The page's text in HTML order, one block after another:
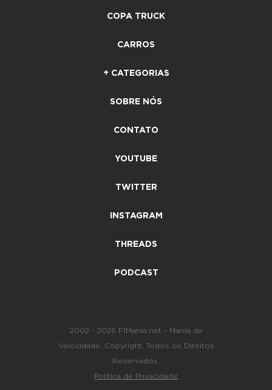
COPA TRUCK
CARROS
+ CATEGORIAS
SOBRE NÓS
CONTATO
YOUTUBE
TWITTER
INSTAGRAM
THREADS
PODCAST
2002 - 2026 F1Mania.net - Mania de
Velocidade. Copyright. Todos os Direitos
Reservados.
Política de Privacidade